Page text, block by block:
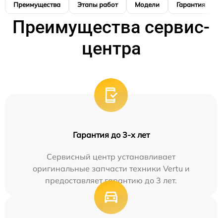
Преимущества Этапы работ Модели Гарантия
Преимущества сервис-
центра
Гарантия до 3-х лет
Сервисный центр устанавливает
оригинальные запчасти техники Vertu и
предоставляет гарантию до 3 лет.